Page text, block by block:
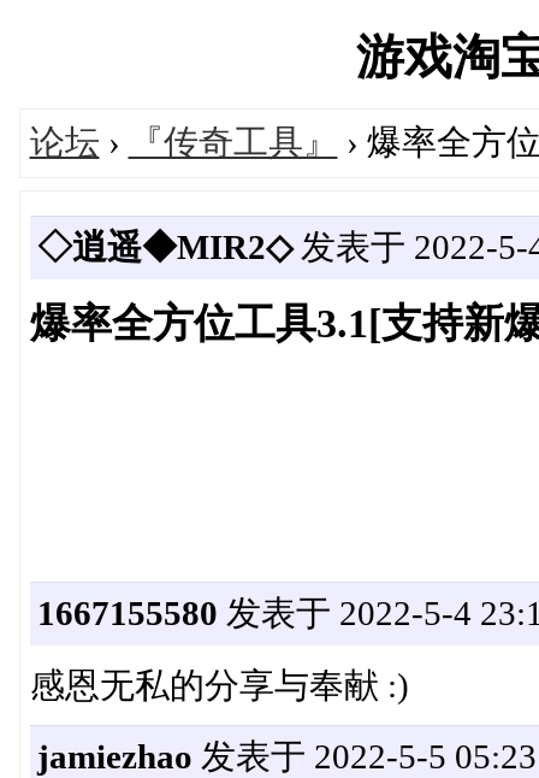
游戏淘
论坛 › 『传奇工具』 › 爆率全方
◇逍遥◆MIR2◇发表于 2022-5-
爆率全方位工具3.1[支持新
1667155580 发表于 2022-5-4
感恩无私的分享与奉献 :)
jamiezhao 发表于 2022-5-5